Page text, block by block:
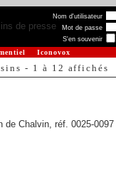
Nom d'utilisateur
Mot de passe
S'en souvenir
Iconovox
- 1 à 12 affichés